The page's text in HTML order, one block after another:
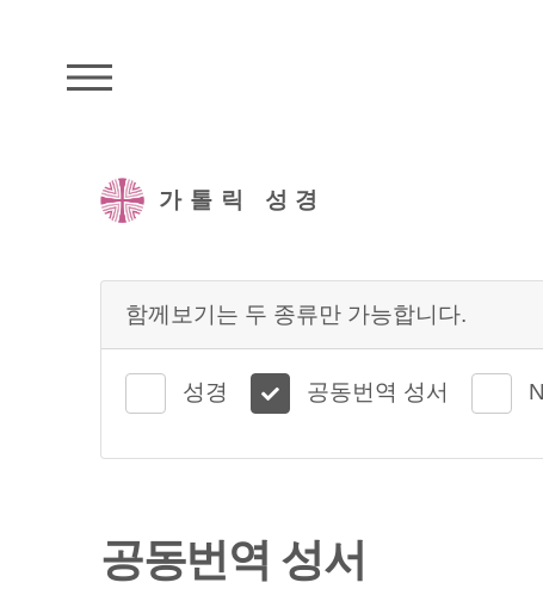
가톨릭 성경
함께보기는 두 종류만 가능합니다.
성경 공동번역 성서
공동번역 성서